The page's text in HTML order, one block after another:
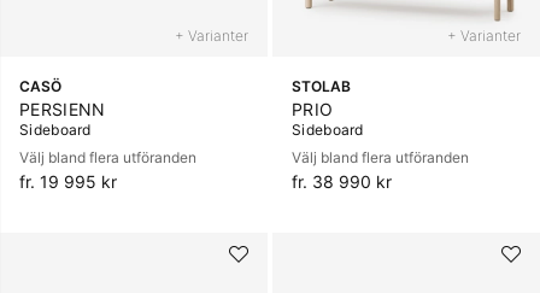
+ Varianter
CASÖ
PERSIENN
Sideboard
Välj bland flera utföranden
fr. 19 995 kr
+ Varianter
STOLAB
PRIO
Sideboard
Välj bland flera utföranden
fr. 38 990 kr